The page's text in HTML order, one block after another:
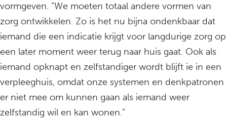
vormgeven. “We moeten totaal andere vormen van
zorg ontwikkelen. Zo is het nu bijna ondenkbaar dat
iemand die een indicatie krijgt voor langdurige zorg op
een later moment weer terug naar huis gaat. Ook als
iemand opknapt en zelfstandiger wordt blijft ie in een
verpleeghuis, omdat onze systemen en denkpatronen
er niet mee om kunnen gaan als iemand weer
zelfstandig wil en kan wonen.”